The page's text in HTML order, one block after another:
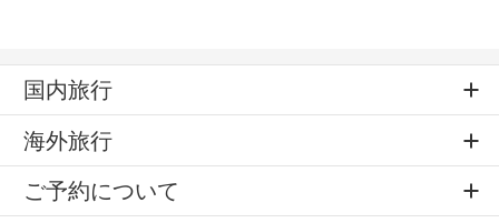
国内旅行
海外旅行
ご予約について